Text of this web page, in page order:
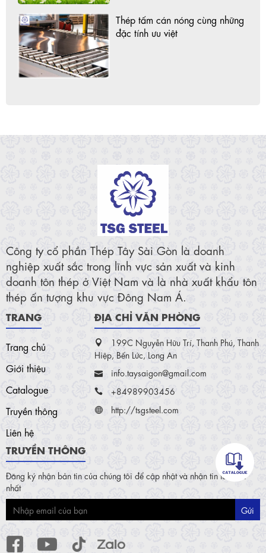
Thép tấm cán nóng cùng những
đặc tính ưu việt
Công ty cổ phần Thép Tây Sài Gòn là doanh
nghiệp xuất sắc trong lĩnh vực sản xuất và kinh
doanh tôn thép ở Việt Nam và là nhà xuất khẩu tôn
thép ấn tượng khu vực Đông Nam Á.
TRANG
Trang chủ
Giới thiệu
Catalogue
Truyền thông
Liên hệ
ĐỊA CHỈ VĂN PHÒNG
199C Nguyễn Hữu Trí, Thanh Phú, Thanh
Hiệp, Bến Lức, Long An
info.taysaigon@gmail.com
+84989903456
http://tsgsteel.com
TRUYỀN THÔNG
Đăng ký nhận bản tin của chúng tôi để cập nhật và nhận tin tức mới
nhất
Gửi